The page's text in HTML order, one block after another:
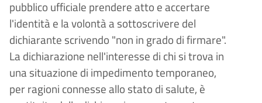
pubblico ufficiale prendere atto e accertare
l'identità e la volontà a sottoscrivere del
dichiarante scrivendo "non in grado di firmare".
La dichiarazione nell'interesse di chi si trova in
una situazione di impedimento temporaneo,
per ragioni connesse allo stato di salute, è